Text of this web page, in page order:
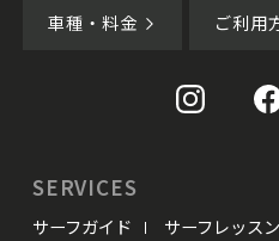
車種・料金 ご利用
SERVICES
サーフガイド サーフレッスン